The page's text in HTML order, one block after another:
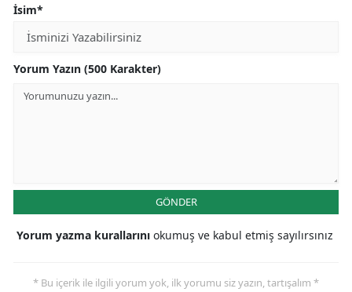
İsim*
Yorum Yazın (500 Karakter)
GÖNDER
Yorum yazma kurallarını okumuş ve kabul etmiş sayılırsınız
* Bu içerik ile ilgili yorum yok, ilk yorumu siz yazın, tartışalım *